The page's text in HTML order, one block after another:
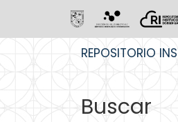
REPOSITORIO
Buscar